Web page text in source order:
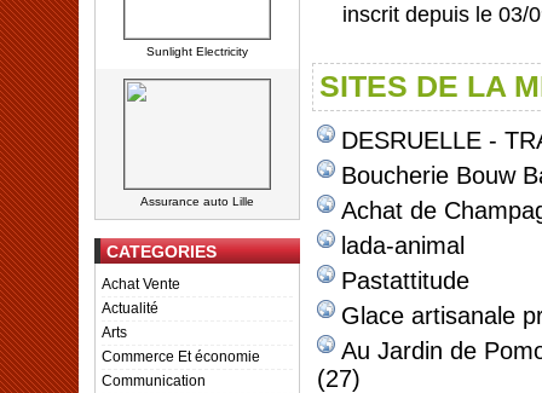
Sunlight Electricity
Assurance auto Lille
CATEGORIES
Achat Vente
Actualité
Arts
Commerce Et économie
Communication
inscrit depuis le 03/
SITES DE LA
DESRUELLE -
Boucherie Bouw
Achat de
lada-animal
Pastattitude
Glace artisanale
Au Jardin de
(27)